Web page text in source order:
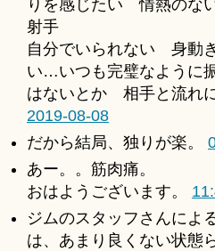
りを感じたい 情熱のな
射手
自分でいられない 身動
い…いつも完璧なように
はないとか 相手と流れ
2019-08-08
だから結局、独りが楽。
あー。。筋肉痛。
おはようございます。
ジムのスタッフさんによ
は、あまり良くない状態